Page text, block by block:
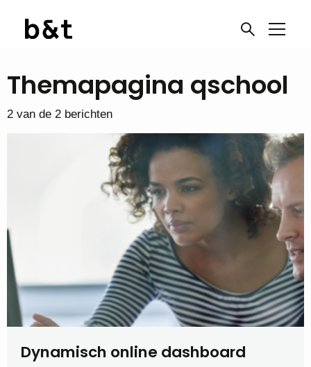
Themapagina qschool
2 van de 2 berichten
Dynamisch online dashboard